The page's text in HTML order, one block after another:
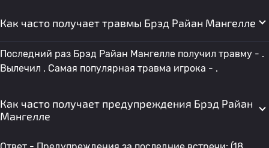
Как часто получает травмы Брэд Райан Мангелле
Последний раз Брэд Райан Мангелле получил травму - .
Вылечил . Самая популярная травма игрока - .
Как часто получает предупреждения Брэд Райан
Мангелле